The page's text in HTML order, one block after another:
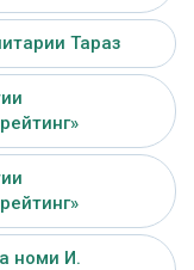
Тараз
номи И.